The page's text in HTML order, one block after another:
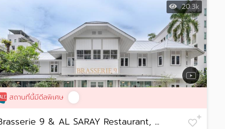
20.3k
สถานที่นี้มีดีลพิเศษ
9 & AL SARAY Restaurant, ...